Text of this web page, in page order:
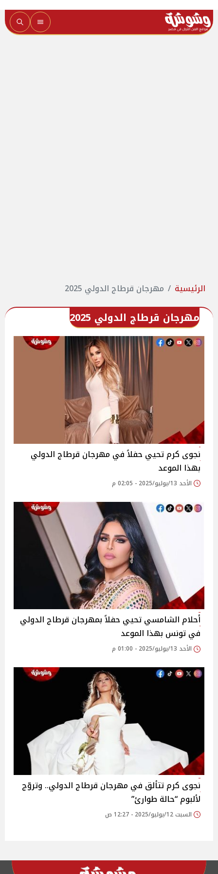
الرئيسية مهرجان قرطاج الدولي 2025
مهرجان قرطاج الدولي 2025
نجوى كرم تحيي حفلاً في مهرجان قرطاج الدولي
بهذا الموعد
الأحد 13/يوليو/2025 - 02:05 م
أحلام الشامسي تحيي حفلاً بمهرجان قرطاج الدولي
في تونس بهذا الموعد
الأحد 13/يوليو/2025 - 01:00 م
نجوى كرم تتألق في مهرجان قرطاج الدولي.. وتروّج
لألبوم “حالة طوارئ”‎
السبت 12/يوليو/2025 - 12:27 ص